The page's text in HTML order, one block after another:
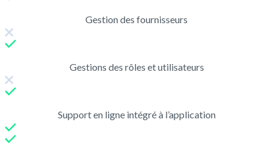
Gestion des fournisseurs
Gestions des rôles et utilisateurs
Support en ligne intégré à l’application